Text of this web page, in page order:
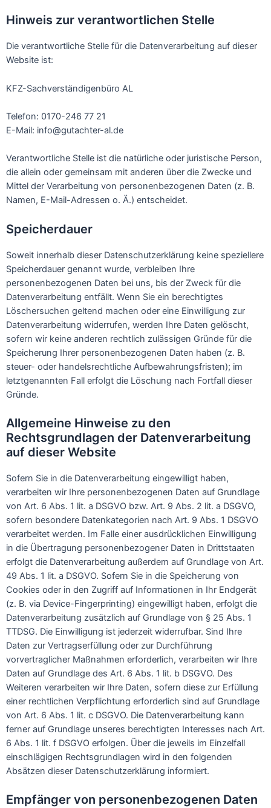
Hinweis zur verantwortlichen Stelle
Die verantwortliche Stelle für die Datenverarbeitung auf dieser
Website ist:
KFZ-Sachverständigenbüro AL
Telefon: 0170-246 77 21
E-Mail: info@gutachter-al.de
Verantwortliche Stelle ist die natürliche oder juristische Person,
die allein oder gemeinsam mit anderen über die Zwecke und
Mittel der Verarbeitung von personenbezogenen Daten (z. B.
Namen, E-Mail-Adressen o. Ä.) entscheidet.
Speicherdauer
Soweit innerhalb dieser Datenschutzerklärung keine speziellere
Speicherdauer genannt wurde, verbleiben Ihre
personenbezogenen Daten bei uns, bis der Zweck für die
Datenverarbeitung entfällt. Wenn Sie ein berechtigtes
Löschersuchen geltend machen oder eine Einwilligung zur
Datenverarbeitung widerrufen, werden Ihre Daten gelöscht,
sofern wir keine anderen rechtlich zulässigen Gründe für die
Speicherung Ihrer personenbezogenen Daten haben (z. B.
steuer- oder handelsrechtliche Aufbewahrungsfristen); im
letztgenannten Fall erfolgt die Löschung nach Fortfall dieser
Gründe.
Allgemeine Hinweise zu den
Rechtsgrundlagen der Datenverarbeitung
auf dieser Website
Sofern Sie in die Datenverarbeitung eingewilligt haben,
verarbeiten wir Ihre personenbezogenen Daten auf Grundlage
von Art. 6 Abs. 1 lit. a DSGVO bzw. Art. 9 Abs. 2 lit. a DSGVO,
sofern besondere Datenkategorien nach Art. 9 Abs. 1 DSGVO
verarbeitet werden. Im Falle einer ausdrücklichen Einwilligung
in die Übertragung personenbezogener Daten in Drittstaaten
erfolgt die Datenverarbeitung außerdem auf Grundlage von Art.
49 Abs. 1 lit. a DSGVO. Sofern Sie in die Speicherung von
Cookies oder in den Zugriff auf Informationen in Ihr Endgerät
(z. B. via Device-Fingerprinting) eingewilligt haben, erfolgt die
Datenverarbeitung zusätzlich auf Grundlage von § 25 Abs. 1
TTDSG. Die Einwilligung ist jederzeit widerrufbar. Sind Ihre
Daten zur Vertragserfüllung oder zur Durchführung
vorvertraglicher Maßnahmen erforderlich, verarbeiten wir Ihre
Daten auf Grundlage des Art. 6 Abs. 1 lit. b DSGVO. Des
Weiteren verarbeiten wir Ihre Daten, sofern diese zur Erfüllung
einer rechtlichen Verpflichtung erforderlich sind auf Grundlage
von Art. 6 Abs. 1 lit. c DSGVO. Die Datenverarbeitung kann
ferner auf Grundlage unseres berechtigten Interesses nach Art.
6 Abs. 1 lit. f DSGVO erfolgen. Über die jeweils im Einzelfall
einschlägigen Rechtsgrundlagen wird in den folgenden
Absätzen dieser Datenschutzerklärung informiert.
Empfänger von personenbezogenen Daten